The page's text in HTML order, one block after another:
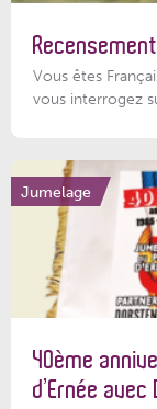
Vous êtes
vous interrogez
Jumelage
40ème
d’Ernée avec